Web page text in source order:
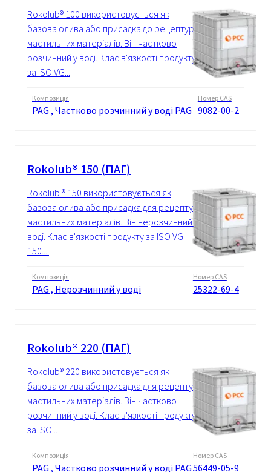
Rokolub® 100 використовується як
базова олива або присадка до рецептур
мастильних матеріалів. Він частково
розчинний у воді. Клас в'язкості продукту
за ISO VG...
Композиція
PAG , Частково розчинний у воді PAG
Номер CAS
9082-00-2
Rokolub® 150 (ПАГ)
Rokolub ® 150 використовується як
базова олива або присадка для рецептур
мастильних матеріалів. Він нерозчинний у
воді. Клас в'язкості продукту за ISO VG
150....
Композиція
PAG , Нерозчинний у воді
Номер CAS
25322-69-4
Rokolub® 220 (ПАГ)
Rokolub® 220 використовується як
базова олива або присадка для рецептур
мастильних матеріалів. Він частково
розчинний у воді. Клас в'язкості продукту
за ISO...
Композиція
PAG , Частково розчинний у воді PAG
Номер CAS
56449-05-9